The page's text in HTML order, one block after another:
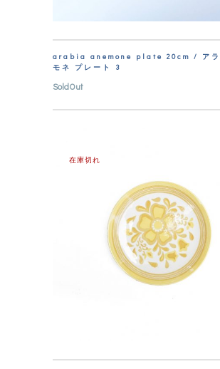
arabia anemone plate 20cm / アラ
モネ プレート 3
SoldOut
在庫切れ